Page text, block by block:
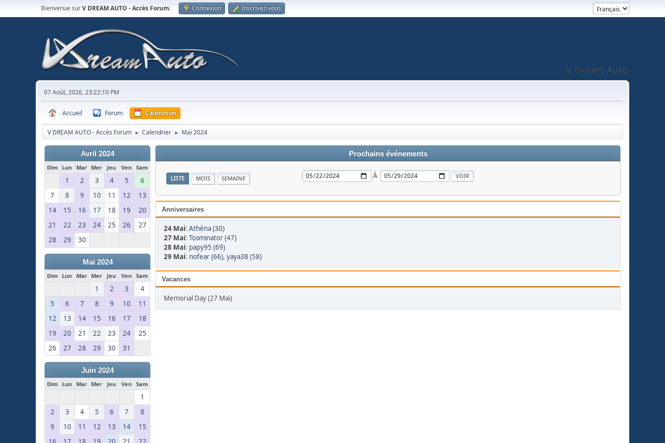
Bienvenue surV DREAM AUTO - Accès Forum. Connexion Inscrivez-vous
V Dream Auto
07 Août, 2026, 23:22:10 PM
Accueil Forum Calendrier
V DREAM AUTO - Accès Forum ► Calendrier ► Mai 2024
Avril 2024
Dim Lun Mar Mer Jeu Ven Sam
1 2 3 4 5
6
7
8 9 10 11 12
13
14
15 16 17 18 19
20
21
22 23 24 25 26
27
28
29 30
Mai 2024
Dim Lun Mar Mer Jeu Ven Sam
1 2 3
4
5
6 7 8 9 10
11
12
13 14 15 16 17
18
19
20 21 22 23 24
25
26
27 28 29 30 31
Juin 2024
Dim Lun Mar Mer Jeu Ven Sam
1
2
3 4 5 6 7
8
9
10 11 12 13 14
15
Prochains événements
LISTE MOIS SEMAINE À
Anniversaires
24 Mai: Athéna (30)
27 Mai: Tosminator (47)
28 Mai: papy95 (69)
29 Mai: nofear (66), yaya38 (58)
Vacances
Memorial Day (27 Mai)